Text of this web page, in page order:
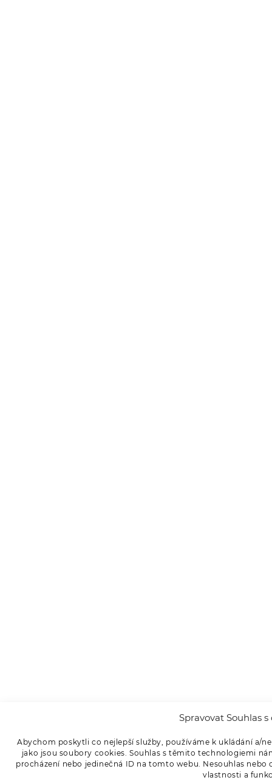
Spravovat Souhlas s
Abychom poskytli co nejlepší služby, používáme k ukládání a/
jako jsou soubory cookies. Souhlas s těmito technologiemi
procházení nebo jedinečná ID na tomto webu. Nesouhlas
vlastnosti a